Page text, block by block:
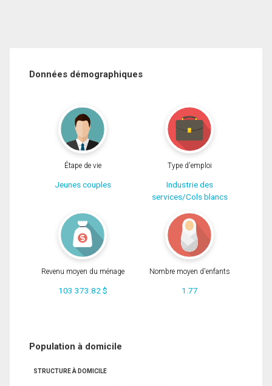
Données démographiques
Étape de vie
Jeunes couples
Type d'emploi
Industrie des
services/Cols blancs
Revenu moyen du ménage
103 373.82 $
Nombre moyen d'enfants
1.77
Population à domicile
STRUCTURE À DOMICILE